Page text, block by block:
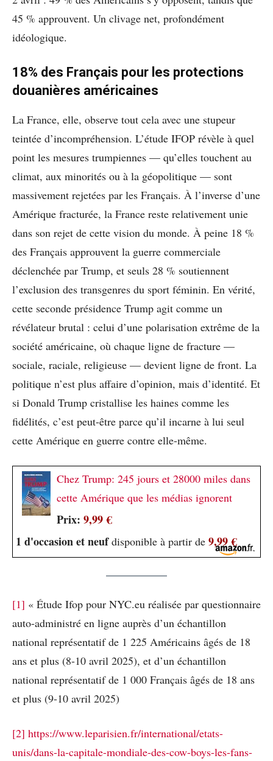
45 % approuvent. Un clivage net, profondément
idéologique.
18% des Français pour les protections
douanières américaines
La France, elle, observe tout cela avec une stupeur
teintée d’incompréhension. L’étude IFOP révèle à quel
point les mesures trumpiennes — qu’elles touchent au
climat, aux minorités ou à la géopolitique — sont
massivement rejetées par les Français. À l’inverse d’une
Amérique fracturée, la France reste relativement unie
dans son rejet de cette vision du monde. À peine 18 %
des Français approuvent la guerre commerciale
déclenchée par Trump, et seuls 28 % soutiennent
l’exclusion des transgenres du sport féminin. En vérité,
cette seconde présidence Trump agit comme un
révélateur brutal : celui d’une polarisation extrême de la
société américaine, où chaque ligne de fracture —
sociale, raciale, religieuse — devient ligne de front. La
politique n’est plus affaire d’opinion, mais d’identité. Et
si Donald Trump cristallise les haines comme les
fidélités, c’est peut-être parce qu’il incarne à lui seul
cette Amérique en guerre contre elle-même.
Chez Trump: 245 jours et 28000 miles dans
cette Amérique que les médias ignorent
Prix: 9,99 €
1 d'occasion et neufdisponible à partir de 9,99 €
[1] « Étude Ifop pour NYC.eu réalisée par questionnaire
auto-administré en ligne auprès d’un échantillon
national représentatif de 1 225 Américains âgés de 18
ans et plus (8-10 avril 2025), et d’un échantillon
national représentatif de 1 000 Français âgés de 18 ans
et plus (9-10 avril 2025)
[2] https://www.leparisien.fr/international/etats-
unis/dans-la-capitale-mondiale-des-cow-boys-les-fans-